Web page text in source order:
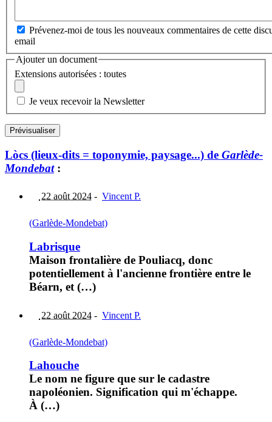
Prévenez-moi de tous les nouveaux commentaires de cette
email
Ajouter un document
Extensions autorisées : toutes
Je veux recevoir la Newsletter
Lòcs (lieux-dits = toponymie, paysage...) de Garlède-
Mondebat:
22 août 2024 - Vincent P.
(Garlède-Mondebat)
Labrisque
Maison frontalière de Pouliacq, donc
potentiellement à l'ancienne frontière entre le
Béarn, et (…)
22 août 2024 - Vincent P.
(Garlède-Mondebat)
Lahouche
Le nom ne figure que sur le cadastre
napoléonien. Signification qui m'échappe.
À (…)